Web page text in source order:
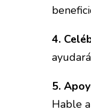
4.
5.
Hable